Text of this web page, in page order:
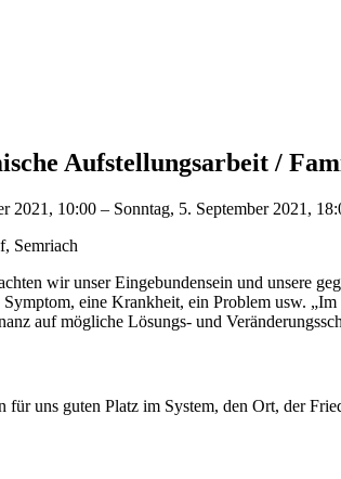
Aufstellungsarbeit /
2021, 10:00 – Sonntag, 5. September 2021,
Semriach
wir unser Eingebundensein und unsere
eine Krankheit, ein Problem usw.
auf mögliche Lösungs- und
für uns guten Platz im System, den Ort, der